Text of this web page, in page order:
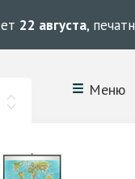
22 августа,
Меню